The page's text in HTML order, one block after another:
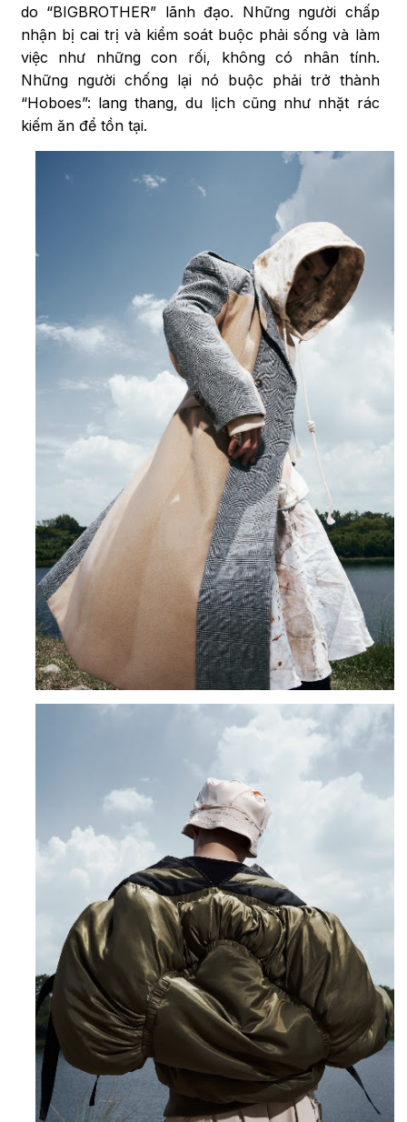
do “BIGBROTHER” lãnh đạo. Những người chấp
nhận bị cai trị và kiểm soát buộc phải sống và làm
việc như những con rối, không có nhân tính.
Những người chống lại nó buộc phải trở thành
“Hoboes”: lang thang, du lịch cũng như nhặt rác
kiếm ăn để tồn tại.